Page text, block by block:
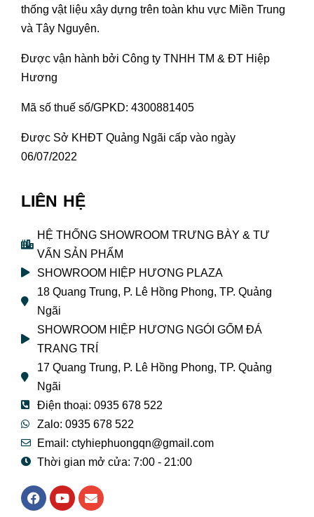
thống vật liệu xây dựng trên toàn khu vực Miền Trung
và Tây Nguyên.
Được vận hành bởi Công ty TNHH TM & ĐT Hiệp
Hương
Mã số thuế số/GPKD: 4300881405
Được Sở KHĐT Quảng Ngãi cấp vào ngày
06/07/2022
LIÊN HỆ
HỆ THỐNG SHOWROOM TRƯNG BÀY & TƯ
VẤN SẢN PHẨM
SHOWROOM HIỆP HƯƠNG PLAZA
18 Quang Trung, P. Lê Hồng Phong, TP. Quảng
Ngãi
SHOWROOM HIỆP HƯƠNG NGÓI GỐM ĐÁ
TRANG TRÍ
17 Quang Trung, P. Lê Hồng Phong, TP. Quảng
Ngãi
Điện thoại: 0935 678 522
Zalo: 0935 678 522
Email: ctyhiephuongqn@gmail.com
Thời gian mở cửa: 7:00 - 21:00
F
a
Y
o
E
n